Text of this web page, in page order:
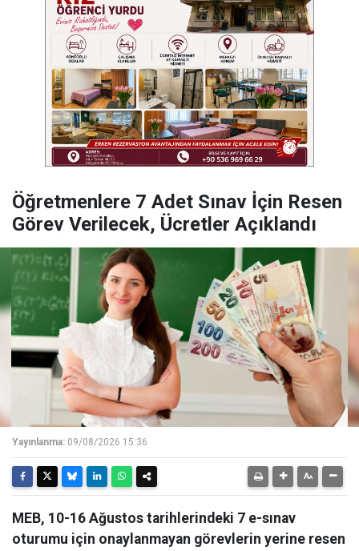
Öğretmenlere 7 Adet Sınav İçin Resen
Görev Verilecek, Ücretler Açıklandı
Yayınlanma: 09/08/2026 15:36
MEB, 10-16 Ağustos tarihlerindeki 7 e-sınav
oturumu için onaylanmayan görevlerin yerine resen